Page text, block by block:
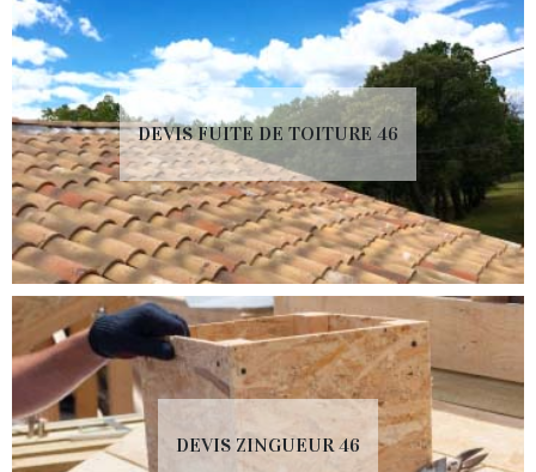
DEVIS FUITE DE TOITURE 46
DEVIS ZINGUEUR 46